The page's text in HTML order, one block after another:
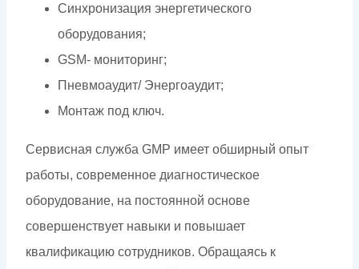
Синхронизация энергетического
оборудования;
GSM- мониторинг;
Пневмоаудит/ Энергоаудит;
Монтаж под ключ.
Сервисная служба GMP имеет обширный опыт
работы, современное диагностическое
оборудование, на постоянной основе
совершенствует навыки и повышает
квалификацию сотрудников. Обращаясь к